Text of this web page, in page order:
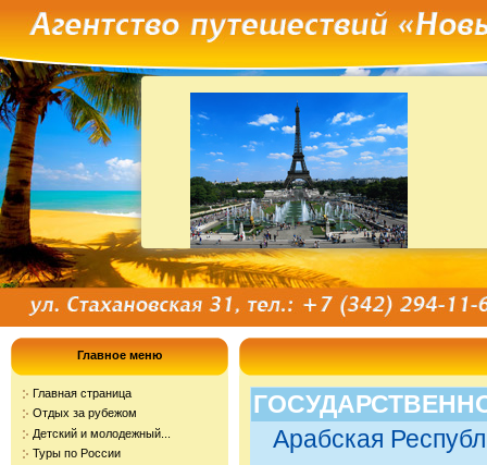
Главное меню
Главная страница
Отдых за рубежом
Детский и молодежный...
Туры по России
Арабская